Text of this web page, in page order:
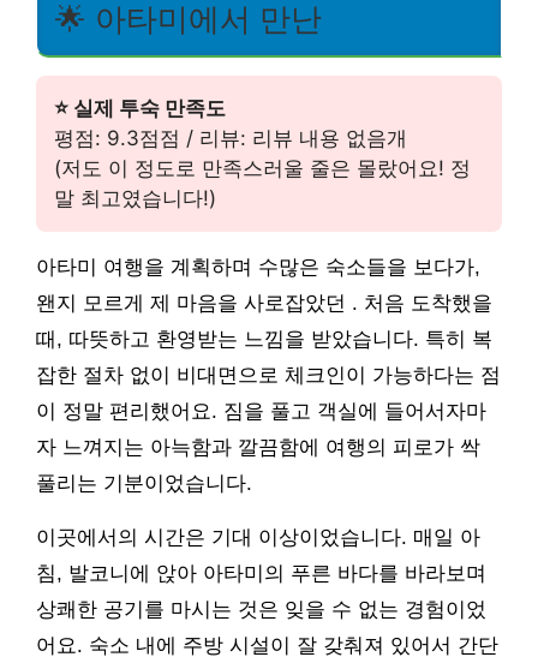
🌟 아타미에서 만난
⭐ 실제 투숙 만족도
평점: 9.3점점 / 리뷰: 리뷰 내용 없음개
(저도 이 정도로 만족스러울 줄은 몰랐어요! 정
말 최고였습니다!)
아타미 여행을 계획하며 수많은 숙소들을 보다가,
왠지 모르게 제 마음을 사로잡았던 . 처음 도착했을
때, 따뜻하고 환영받는 느낌을 받았습니다. 특히 복
잡한 절차 없이 비대면으로 체크인이 가능하다는 점
이 정말 편리했어요. 짐을 풀고 객실에 들어서자마
자 느껴지는 아늑함과 깔끔함에 여행의 피로가 싹
풀리는 기분이었습니다.
이곳에서의 시간은 기대 이상이었습니다. 매일 아
침, 발코니에 앉아 아타미의 푸른 바다를 바라보며
상쾌한 공기를 마시는 것은 잊을 수 없는 경험이었
어요. 숙소 내에 주방 시설이 잘 갖춰져 있어서 간단